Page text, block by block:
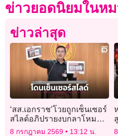
ข่าวยอดนิยมในห
ข่าวล่าสุด
‘สส.เอกราช’โวยถูกเซ็นเซอร์
สไลด์อภิปรายงบกลาโหม
ถ้อยคำ‘ค่ายทหารร้าง-ทหาร
8 กรกฎาคม 2569 13:12 น.